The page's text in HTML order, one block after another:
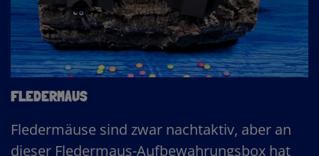
FLEDERMAUS
Fledermäuse sind zwar nachtaktiv, aber an
dieser Fledermaus-Aufbewahrungsbox hat